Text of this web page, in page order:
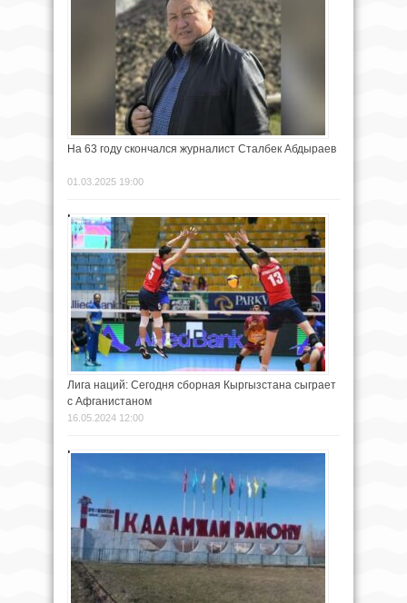
На 63 году скончался журналист Сталбек Абдыраев
01.03.2025 19:00
Лига наций: Сегодня сборная Кыргызстана сыграет
с Афганистаном
16.05.2024 12:00